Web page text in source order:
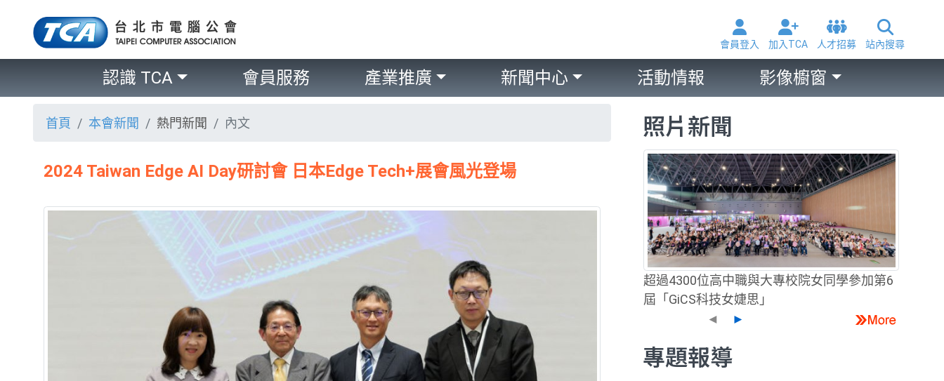
會員登入 加入TCA 人才招募 站內搜尋
認識 TCA 會員服務 產業推廣 新聞中心 活動情報 影像櫥窗
首頁 本會新聞 熱門新聞 內文
2024 Taiwan Edge AI Day研討會 日本Edge Tech+展會風光登場
照片新聞
超過4300位高中職與大專校院女同學參加第6
屆「GiCS科技女婕思」
◄
►
專題報導